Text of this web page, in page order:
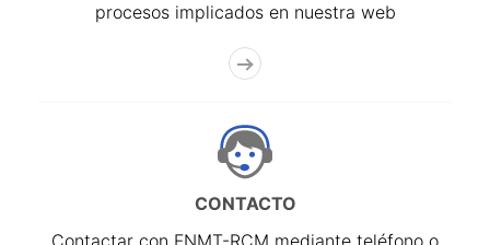
procesos implicados en nuestra web
CONTACTO